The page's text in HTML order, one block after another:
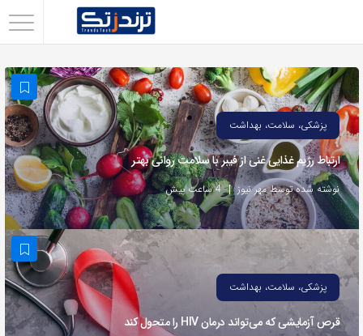
با
استفاده
از
روش‌های
زیر
می‌توانید
این
صفحه
را
با
دوستان
پزشکی، سلامت، بهداشت
ارتباط رژیم غذایی غنی از فیبر با سلامت روانی بهتر
نوشته شده توسط مهر نیوز 4 ساعت پیش
پزشکی، سلامت، بهداشت
قرص آزمایشی که می‌تواند درمان HIV را متحول کند